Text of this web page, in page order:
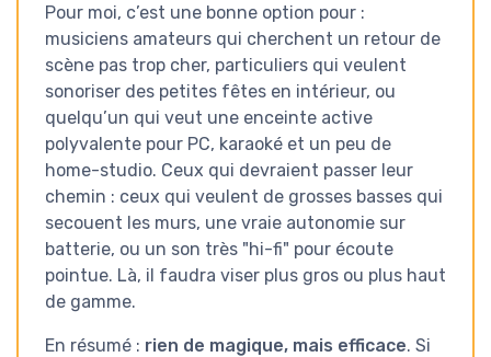
Pour moi, c’est une bonne option pour :
musiciens amateurs qui cherchent un retour de
scène pas trop cher, particuliers qui veulent
sonoriser des petites fêtes en intérieur, ou
quelqu’un qui veut une enceinte active
polyvalente pour PC, karaoké et un peu de
home-studio. Ceux qui devraient passer leur
chemin : ceux qui veulent de grosses basses qui
secouent les murs, une vraie autonomie sur
batterie, ou un son très "hi-fi" pour écoute
pointue. Là, il faudra viser plus gros ou plus haut
de gamme.
En résumé : rien de magique, mais efficace. Si